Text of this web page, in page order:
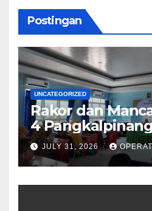
Postingan
UNCATEGORIZED
Rakor dan
4
Kolaborasi
Sekolah Aman,
Menyenangkan
JULY 31, 2026